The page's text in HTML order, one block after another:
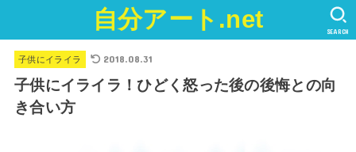
自分アート.net SEARCH
子供にイライラ 2018.08.31
子供にイライラ！ひどく怒った後の後悔との向
き合い方